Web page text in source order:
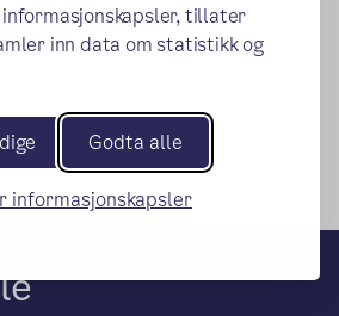
tillater
inn data om statistikk og
Godta alle
informasjonskapsler